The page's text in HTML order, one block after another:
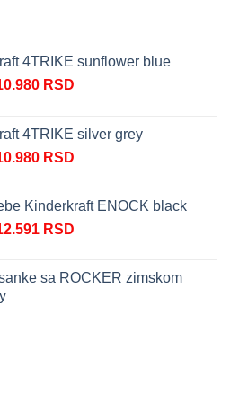
4TRIKE sunflower blue
RSD.
RSDTrenutna
10.980 RSD.
4TRIKE silver grey
RSD.
RSDTrenutna
10.980 RSD.
Kinderkraft ENOCK black
RSD.
RSDTrenutna
12.591 RSD.
sa ROCKER zimskom